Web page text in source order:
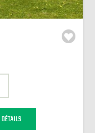
DÉTAILS